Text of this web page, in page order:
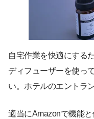
自宅作業を快適にする
ディフューザーを使っ
い。ホテルのエントラ
適当にAmazonで機能